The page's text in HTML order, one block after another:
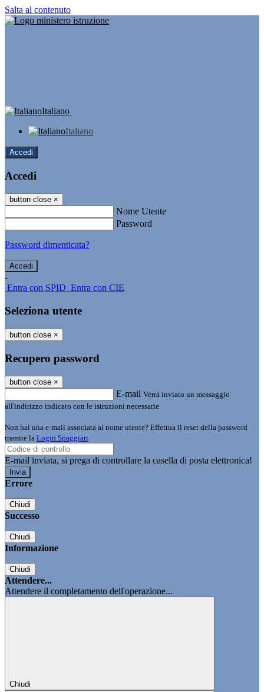
Salta al contenuto
Italiano
Italiano
Accedi
Accedi
button close ×
Nome Utente
Password
Password dimenticata?
-
Entra con SPID Entra con CIE
Seleziona utente
button close ×
Recupero password
button close ×
E-mail Verrà inviato un messaggio
all'indirizzo indicato con le istruzioni necessarie.
Non hai una e-mail associata al nome utente? Effettua il reset della password
tramite la Login Spaggiari
E-mail inviata, si prega di controllare la casella di posta elettronica!
Errore
Chiudi
Successo
Chiudi
Informazione
Chiudi
Attendere...
Attendere il completamento dell'operazione...
Chiudi